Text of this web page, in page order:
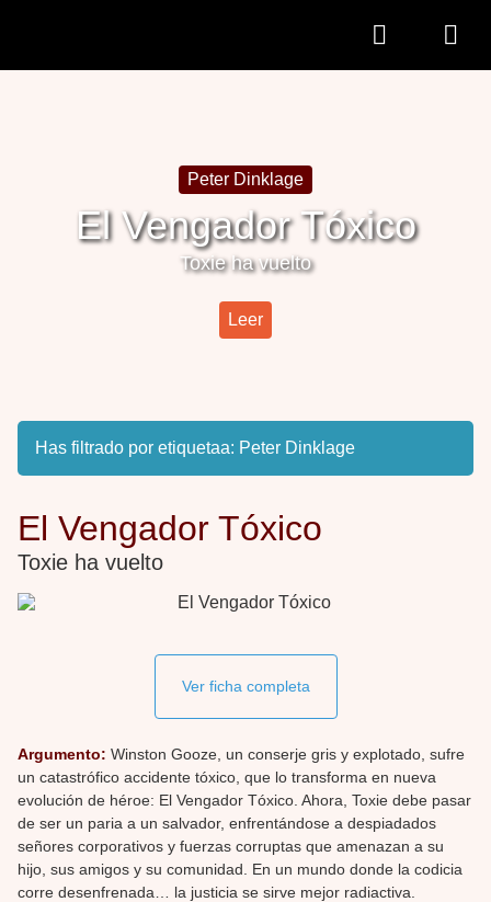
Peter Dinklage
El Vengador Tóxico
Toxie ha vuelto
Leer
Has filtrado por etiquetaa: Peter Dinklage
El Vengador Tóxico
Toxie ha vuelto
Ver ficha completa
Argumento: Winston Gooze, un conserje gris y explotado, sufre
un catastrófico accidente tóxico, que lo transforma en nueva
evolución de héroe: El Vengador Tóxico. Ahora, Toxie debe pasar
de ser un paria a un salvador, enfrentándose a despiadados
señores corporativos y fuerzas corruptas que amenazan a su
hijo, sus amigos y su comunidad. En un mundo donde la codicia
corre desenfrenada… la justicia se sirve mejor radiactiva.